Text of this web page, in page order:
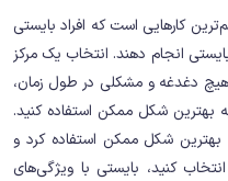
کارهایی است که افراد بایستی
انجام دهند. انتخاب یک مرکز
دغدغه و مشکلی در طول زمان،
بهترین شکل ممکن استفاده کنید.
بهترین شکل ممکن استفاده کرد و
کنید، بایستی با ویژگی‌های